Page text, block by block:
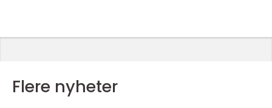
Flere nyheter